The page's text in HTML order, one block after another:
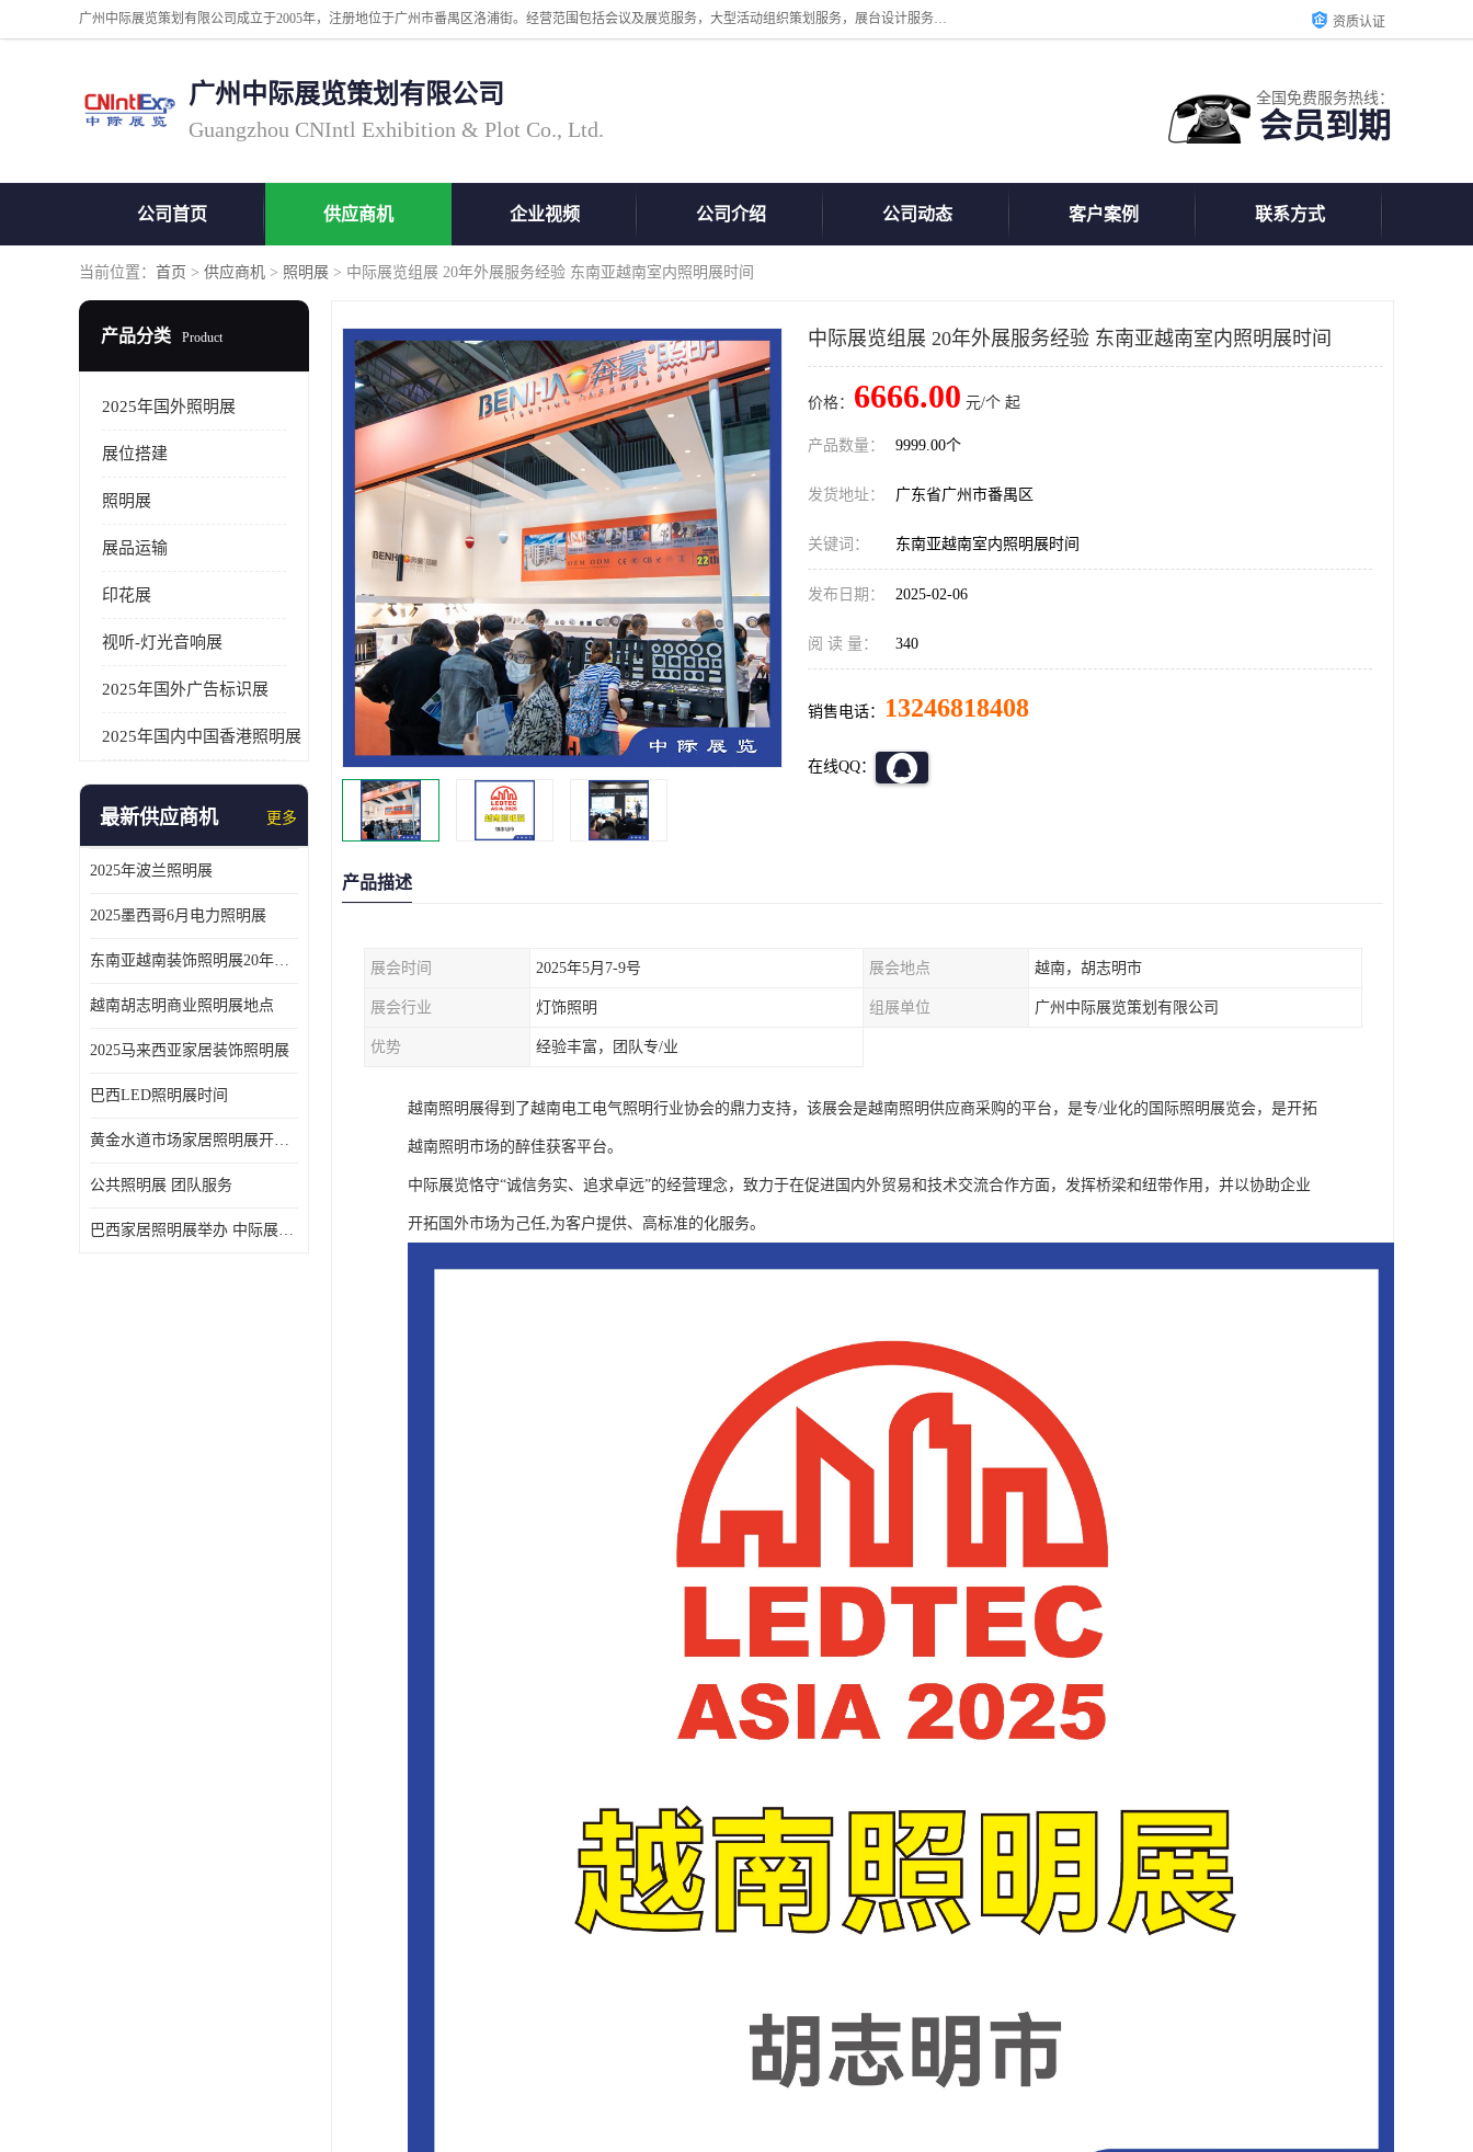
广州中际展览策划有限公司成立于2005年，注册地位于广州市番禺区洛浦街。经营范围包括会议及展览服务，大型活动组织策划服务，展台设计服务，广告业等；主要从事国外广告、标识、印花、LED、照明、光电、灯光、音响、视听、电子展览会等，展位预定-展品运输-签证-行程安排-补贴一站式服务。 资质认证
广州中际展览策划有限公司
Guangzhou CNIntl Exhibition & Plot Co., Ltd.
全国免费服务热线：
会员到期
公司首页 供应商机 企业视频 公司介绍 公司动态 客户案例 联系方式
当前位置： 首页 > 供应商机 > 照明展 > 中际展览组展 20年外展服务经验 东南亚越南室内照明展时间
产品分类 Product
2025年国外照明展
展位搭建
照明展
展品运输
印花展
视听-灯光音响展
2025年国外广告标识展
2025年国内中国香港照明展
最新供应商机 更多
2025年波兰照明展
2025墨西哥6月电力照明展
东南亚越南装饰照明展20年外展服务经验
越南胡志明商业照明展地点
2025马来西亚家居装饰照明展
巴西LED照明展时间
黄金水道市场家居照明展开展时间 20年外展服务经验 LED-LIGHT MALAYSIA
公共照明展 团队服务
巴西家居照明展举办 中际展览 20年服务经验
中际展览组展 20年外展服务经验 东南亚越南室内照明展时间
价格： 6666.00 元/个 起
产品数量： 9999.00个
发货地址： 广东省广州市番禺区
关键词： 东南亚越南室内照明展时间
发布日期： 2025-02-06
阅 读 量： 340
销售电话： 13246818408
在线QQ：
产品描述
展会时间 2025年5月7-9号 展会地点 越南，胡志明市
展会行业 灯饰照明 组展单位 广州中际展览策划有限公司
优势 经验丰富，团队专/业
越南照明展得到了越南电工电气照明行业协会的鼎力支持，该展会是越南照明供应商采购的平台，是专/业化的国际照明展览会，是开拓
越南照明市场的醉佳获客平台。
中际展览恪守“诚信务实、追求卓远”的经营理念，致力于在促进国内外贸易和技术交流合作方面，发挥桥梁和纽带作用，并以协助企业
开拓国外市场为己任,为客户提供、高标准的化服务。